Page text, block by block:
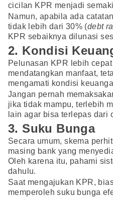
cicilan KPR menjadi
Namun, apabila ada
tidak lebih dari 30% (debt
KPR sebaiknya dilunasi
2. Kondisi
Pelunasan KPR lebih
mendatangkan manfaat,
mengamati kondisi
Jangan pernah
jika tidak mampu, terlebih
lain agar bisa terlepas dari
3. Suku Bunga
Secara umum, skema
masing bank yang
Oleh karena itu, pahami
dahulu.
Saat mengajukan KPR,
memperoleh suku bunga